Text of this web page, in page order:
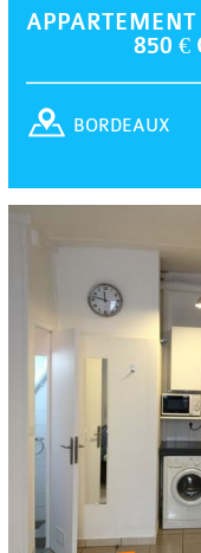
APPARTEMENT
850 €
BORDEAUX